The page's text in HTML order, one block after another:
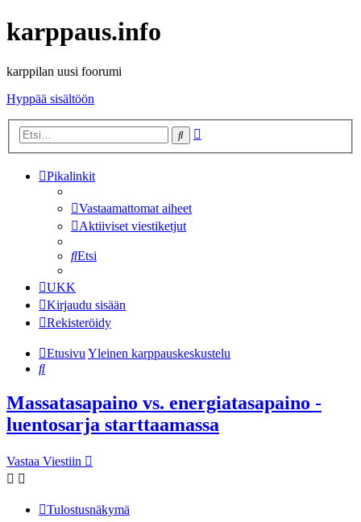
karppaus.info
karppilan uusi foorumi
Hyppää sisältöön
Etsi
Pikalinkit
Vastaamattomat aiheet
Aktiiviset viestiketjut
Etsi
UKK
Kirjaudu sisään
Rekisteröidy
EtusivuYleinen karppauskeskustelu
Etsi
Massatasapaino vs. energiatasapaino -
luentosarja starttaamassa
Vastaa Viestiin
Tulostusnäkymä